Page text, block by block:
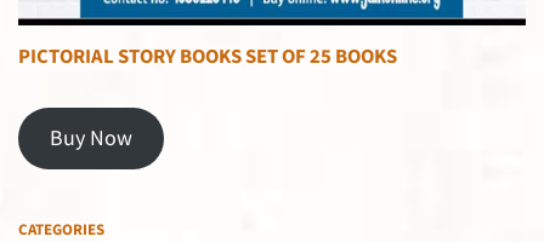
PICTORIAL STORY BOOKS SET OF 25 BOOKS
Buy Now
CATEGORIES